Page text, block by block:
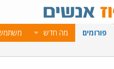
פורומים מה חדש